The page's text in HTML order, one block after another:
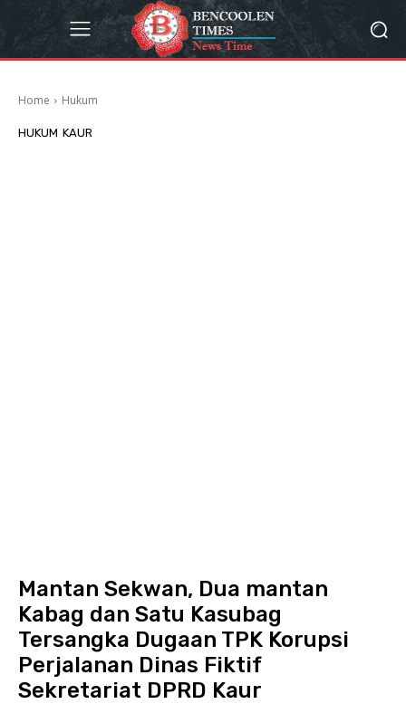
Home Hukum
HUKUM KAUR
Mantan Sekwan, Dua mantan
Kabag dan Satu Kasubag
Tersangka Dugaan TPK Korupsi
Perjalanan Dinas Fiktif
Sekretariat DPRD Kaur